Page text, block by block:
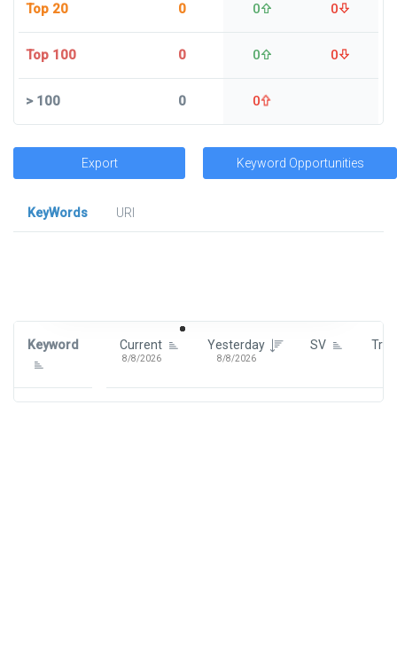
Top 20 0 0 0
Top 100 0 0 0
>100 0 0
Export Keyword Opportunities
KeyWords
URl
Keyword Current
8/8/2026
Yesterday
8/8/2026
SV